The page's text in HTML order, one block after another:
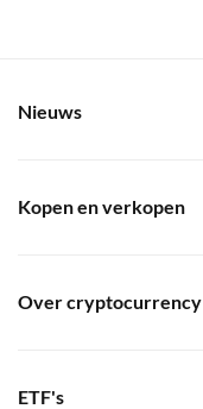
Nieuws
Kopen en verkopen
Over cryptocurrency
ETF's